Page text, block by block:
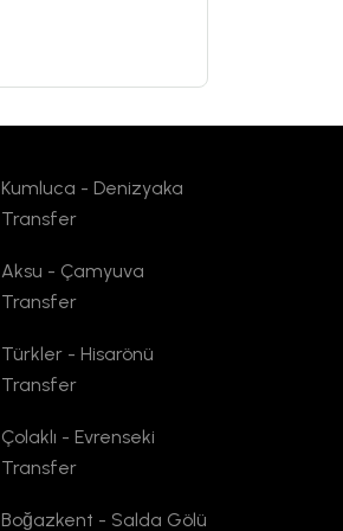
Kumluca - Denizyaka
Transfer
Aksu - Çamyuva
Transfer
Türkler - Hisarönü
Transfer
Çolaklı - Evrenseki
Transfer
Boğazkent - Salda Gölü